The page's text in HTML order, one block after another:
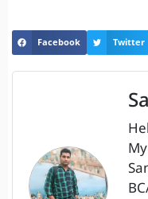
Facebook Twitter